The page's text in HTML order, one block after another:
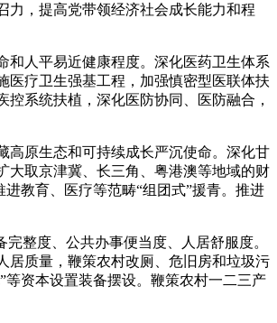
，提高党带领经济社会成长能力和程
人平易近健康程度。深化医药卫生体系
医疗卫生强基工程，加强慎密型医联体扶
系统扶植，深化医防协同、医防融合，
原生态和可持续成长严沉使命。深化甘
取京津冀、长三角、粤港澳等地域的财
教育、医疗等范畴“组团式”援青。推进
整度、公共办事便当度、人居舒服度。
居质量，鞭策农村改厕、危旧房和垃圾污
资本设置装备摆设。鞭策农村一二三产